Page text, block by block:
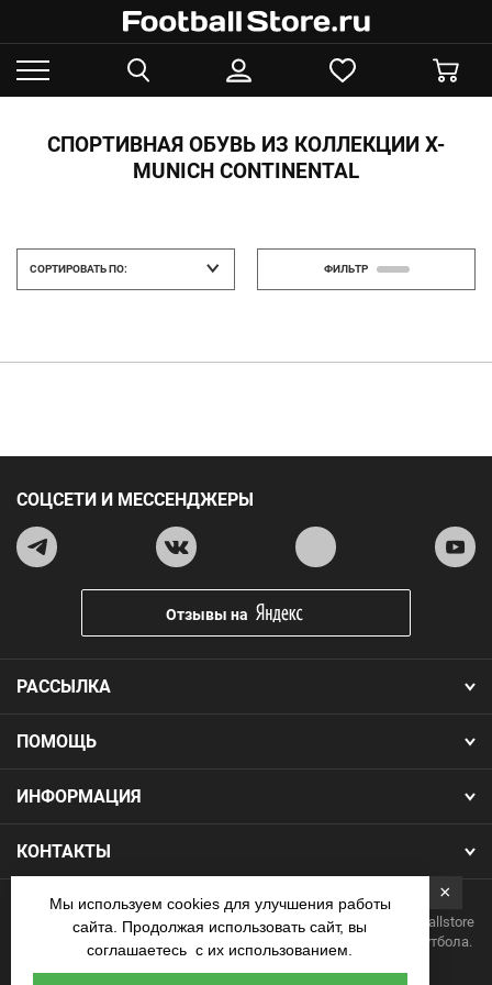
СПОРТИВНАЯ ОБУВЬ ИЗ КОЛЛЕКЦИИ X-
MUNICH CONTINENTAL
СОРТИРОВАТЬ ПО: ФИЛЬТР
ПОМОЩЬ
ИНФОРМАЦИЯ
КОНТАКТЫ
РАССЫЛКА
СОЦСЕТИ И МЕССЕНДЖЕРЫ
Отзывы на
Copyright 2026.Все права защищены. Интернет-магазин Footballstore
— продажа футбольной формы, бутс, мячей и одежды для футбола.
×
Мы используем cookies для улучшения работы
сайта. Продолжая использовать сайт, вы
соглашаетесь с их использованием.